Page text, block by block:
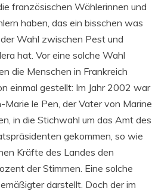
französischen Wählerinnen und
haben, das ein bisschen was
Wahl zwischen Pest und
hat. Vor eine solche Wahl
die Menschen in Frankreich
einmal gestellt: Im Jahr 2002 war
Marie le Pen, der Vater von Marine
in die Stichwahl um das Amt des
gekommen, so wie
Kräfte des Landes den
der Stimmen. Eine solche
darstellt. Doch der im